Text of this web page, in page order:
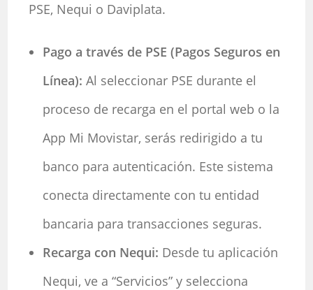
PSE, Nequi o Daviplata.
Pago a través de PSE (Pagos Seguros en
Línea): Al seleccionar PSE durante el
proceso de recarga en el portal web o la
App Mi Movistar, serás redirigido a tu
banco para autenticación. Este sistema
conecta directamente con tu entidad
bancaria para transacciones seguras.
Recarga con Nequi: Desde tu aplicación
Nequi, ve a “Servicios” y selecciona